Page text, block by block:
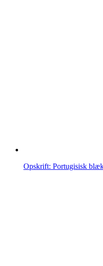
Opskrift: Portugisisk